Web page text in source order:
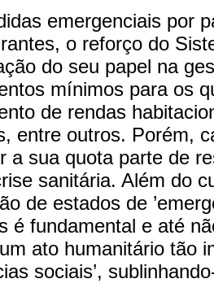
emergenciais por
o reforço do
do seu papel na
mínimos para os
de rendas
entre outros. Porém,
a sua quota parte de
sanitária. Além do
de estados de
é fundamental e até
ato humanitário tão
sociais’,